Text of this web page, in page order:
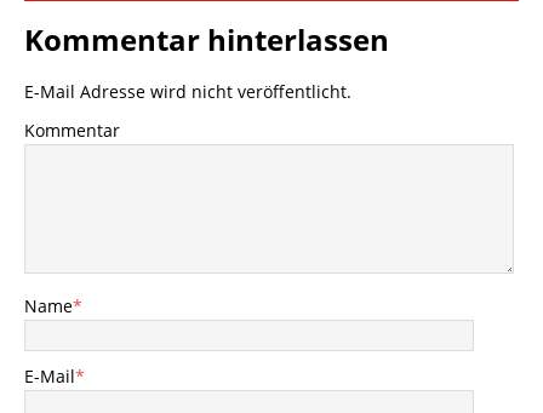
Kommentar hinterlassen
E-Mail Adresse wird nicht veröffentlicht.
Kommentar
Name*
E-Mail*